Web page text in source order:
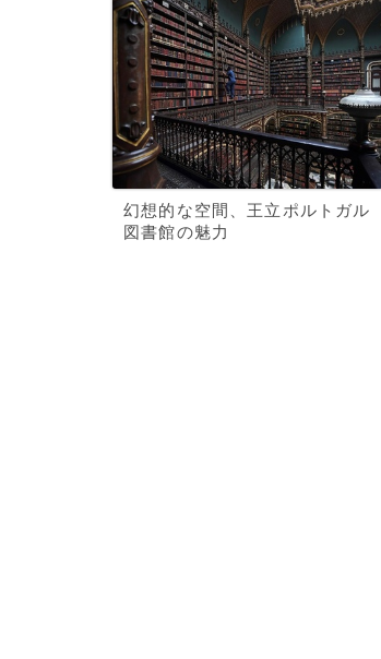
幻想的な空間、王立ポルトガル
図書館の魅力